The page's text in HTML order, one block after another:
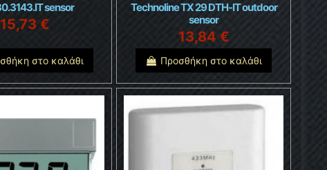
sensor
15,73 €
στο καλάθι
Technoline TX 29 DTH-IT outdoor
sensor
13,84 €
Προσθήκη στο καλάθι